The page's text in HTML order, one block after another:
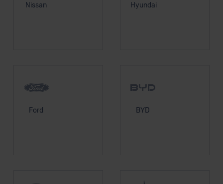
Nissan Hyundai
Ford BYD